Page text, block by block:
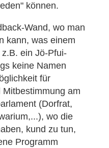
können.
Wand, wo man
kann, was einem
ein Jö-Pfui-
keine Namen
für
am
(Dorfrat,
wo die
kund zu tun,
Programm